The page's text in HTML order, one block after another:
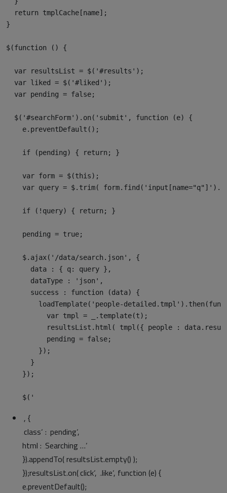
  return tmplCache[name];
}
$(function () {
  var resultsList = $('#results');
  var liked = $('#liked');
  var pending = false;
  $('#searchForm').on('submit', function (e) {
    e.preventDefault();
    if (pending) { return; }
    var form = $(this);
var query = $.trim(
    if (!query) { return; }
    pending = true;
    $.ajax('/data/search.json', {
      data : { q: query },
      dataType : 'json',
      success : function (data) {
loadTemplate('people-
          var tmpl = _.template(t);
resultsList.html( tmpl({ people :
          pending = false;
        });
      }
    });
    $('
‚, {
‚class‘ : ‚pending‘,
html : ‚Searching …‘
}).appendTo( resultsList.empty() );
});resultsList.on(‚click‘, ‚.like‘, function (e) {
e.preventDefault();